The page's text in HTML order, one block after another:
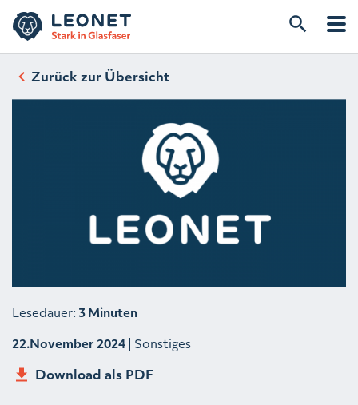
Zurück zur Übersicht
Lesedauer: 3 Minuten
22.November 2024| Sonstiges
Download als PDF